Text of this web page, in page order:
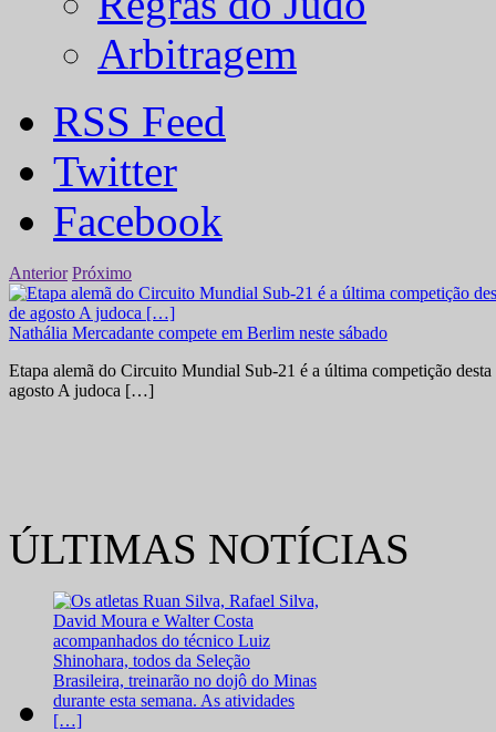
Arbitragem
RSS Feed
Twitter
Facebook
Anterior Próximo
Nathália Mercadante compete em Berlim neste sábado
Etapa alemã do Circuito Mundial Sub-21 é a última competição
agosto A judoca […]
ÚLTIMAS NOTÍCIAS